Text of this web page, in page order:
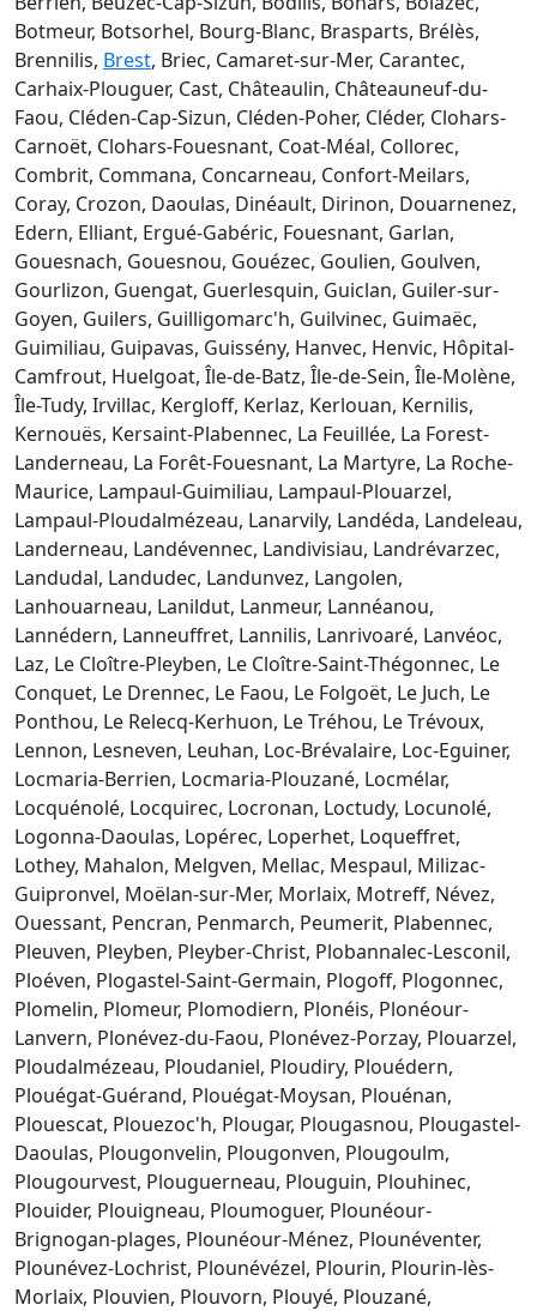
Botmeur, Botsorhel, Bourg-Blanc, Brasparts, Brélès,
Brennilis, Brest, Briec, Camaret-sur-Mer, Carantec,
Carhaix-Plouguer, Cast, Châteaulin, Châteauneuf-du-
Faou, Cléden-Cap-Sizun, Cléden-Poher, Cléder, Clohars-
Carnoët, Clohars-Fouesnant, Coat-Méal, Collorec,
Combrit, Commana, Concarneau, Confort-Meilars,
Coray, Crozon, Daoulas, Dinéault, Dirinon, Douarnenez,
Edern, Elliant, Ergué-Gabéric, Fouesnant, Garlan,
Gouesnach, Gouesnou, Gouézec, Goulien, Goulven,
Gourlizon, Guengat, Guerlesquin, Guiclan, Guiler-sur-
Goyen, Guilers, Guilligomarc'h, Guilvinec, Guimaëc,
Guimiliau, Guipavas, Guissény, Hanvec, Henvic, Hôpital-
Camfrout, Huelgoat, Île-de-Batz, Île-de-Sein, Île-Molène,
Île-Tudy, Irvillac, Kergloff, Kerlaz, Kerlouan, Kernilis,
Kernouës, Kersaint-Plabennec, La Feuillée, La Forest-
Landerneau, La Forêt-Fouesnant, La Martyre, La Roche-
Maurice, Lampaul-Guimiliau, Lampaul-Plouarzel,
Lampaul-Ploudalmézeau, Lanarvily, Landéda, Landeleau,
Landerneau, Landévennec, Landivisiau, Landrévarzec,
Landudal, Landudec, Landunvez, Langolen,
Lanhouarneau, Lanildut, Lanmeur, Lannéanou,
Lannédern, Lanneuffret, Lannilis, Lanrivoaré, Lanvéoc,
Laz, Le Cloître-Pleyben, Le Cloître-Saint-Thégonnec, Le
Conquet, Le Drennec, Le Faou, Le Folgoët, Le Juch, Le
Ponthou, Le Relecq-Kerhuon, Le Tréhou, Le Trévoux,
Lennon, Lesneven, Leuhan, Loc-Brévalaire, Loc-Eguiner,
Locmaria-Berrien, Locmaria-Plouzané, Locmélar,
Locquénolé, Locquirec, Locronan, Loctudy, Locunolé,
Logonna-Daoulas, Lopérec, Loperhet, Loqueffret,
Lothey, Mahalon, Melgven, Mellac, Mespaul, Milizac-
Guipronvel, Moëlan-sur-Mer, Morlaix, Motreff, Névez,
Ouessant, Pencran, Penmarch, Peumerit, Plabennec,
Pleuven, Pleyben, Pleyber-Christ, Plobannalec-Lesconil,
Ploéven, Plogastel-Saint-Germain, Plogoff, Plogonnec,
Plomelin, Plomeur, Plomodiern, Plonéis, Plonéour-
Lanvern, Plonévez-du-Faou, Plonévez-Porzay, Plouarzel,
Ploudalmézeau, Ploudaniel, Ploudiry, Plouédern,
Plouégat-Guérand, Plouégat-Moysan, Plouénan,
Plouescat, Plouezoc'h, Plougar, Plougasnou, Plougastel-
Daoulas, Plougonvelin, Plougonven, Plougoulm,
Plougourvest, Plouguerneau, Plouguin, Plouhinec,
Plouider, Plouigneau, Ploumoguer, Plounéour-
Brignogan-plages, Plounéour-Ménez, Plounéventer,
Plounévez-Lochrist, Plounévézel, Plourin, Plourin-lès-
Morlaix, Plouvien, Plouvorn, Plouyé, Plouzané,